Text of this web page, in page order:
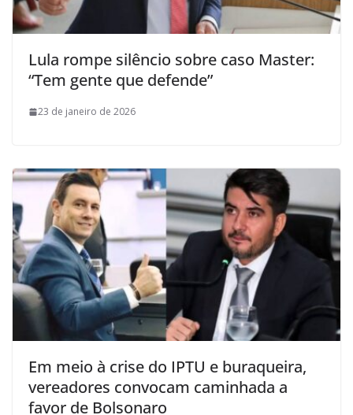
Lula rompe silêncio sobre caso Master:
“Tem gente que defende”
23 de janeiro de 2026
Em meio à crise do IPTU e buraqueira,
vereadores convocam caminhada a
favor de Bolsonaro